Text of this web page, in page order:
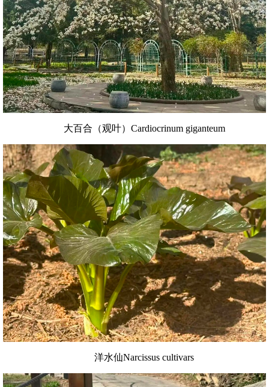
大百合（观叶）Cardiocrinum giganteum
洋水仙Narcissus cultivars